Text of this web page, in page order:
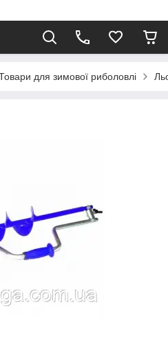
для зимової риболовлі